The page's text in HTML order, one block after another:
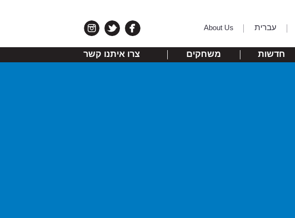
עברית About Us
חדשות משחקים צרו איתנו קשר